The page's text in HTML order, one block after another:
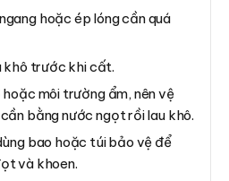
hoặc ép lóng cần quá
khô trước khi cất.
môi trường ẩm, nên vệ
bằng nước ngọt rồi lau khô.
bao hoặc túi bảo vệ để
và khoen.